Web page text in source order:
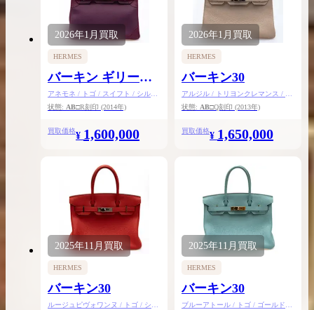
2026年1月 買取
HERMES
バーキン ギリーズ
30
アネモネ / トゴ / スイフト / シルバ
ー金具
状態: AB□R刻印 (2014年)
買取価格¥ 1,600,000
2026年1月 買取
HERMES
バーキン30
アルジル / トリヨンクレマンス / シ
ルバー金具
状態: AB□Q刻印 (2013年)
買取価格¥ 1,650,000
2025年11月 買取
HERMES
バーキン30
ルージュピヴォワンヌ / トゴ / シル
2025年11月 買取
HERMES
バーキン30
ブルーアトール / トゴ / ゴールド金